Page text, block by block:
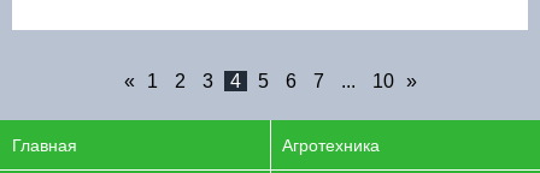
« 1 2 3 4 5 6 7 ... 10 »
Главная Агротехника